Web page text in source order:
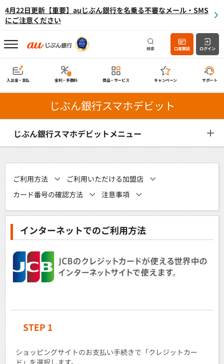
4月22日更新【重要】auじぶん銀行を名乗る不審なメール・SMS
にご注意ください
検索 口座開設 ログイン
入出金・支払 金利・手数料 商品・サービス キャンペーン サポート
じぶん銀行スマホデビット
じぶん銀行スマホデビットメニュー
ご利用方法
ご利用いただける加盟店
カード番号の確認方法
注意事項
インターネットでのご利用方法
STEP 1
ショッピングサイトのお支払い手続きで「クレジットカー
ド」を選択します。